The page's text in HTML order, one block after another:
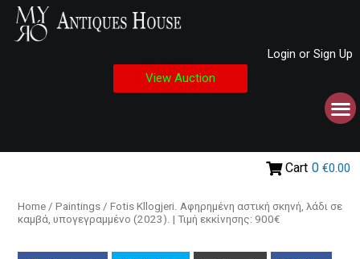
Login or Sign Up
View Auction
Cart 0 €0.00
Home / Paintings / Fotis Kllogjeri. Αφηρημένη αστική σκηνή, λάδι σε
καμβά, υπογεγραμμένο (2023). | Τιμή εκκίνησης: 900€